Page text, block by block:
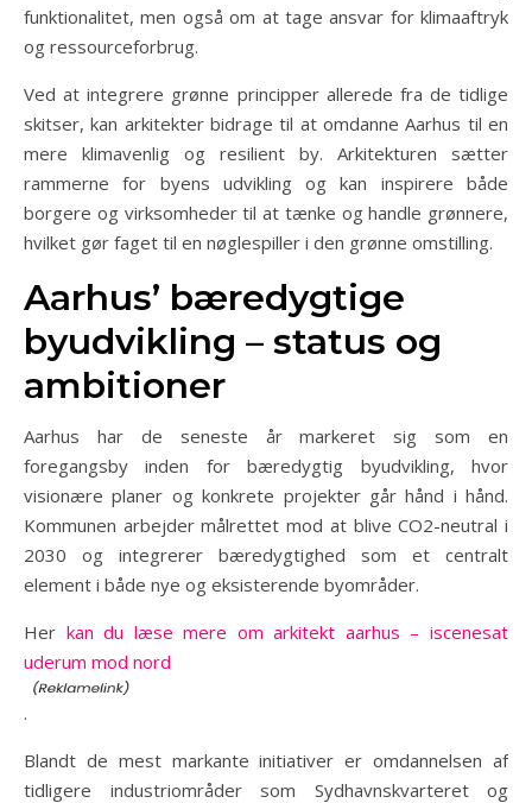
funktionalitet, men også om at tage ansvar for klimaaftryk
og ressourceforbrug.
Ved at integrere grønne principper allerede fra de tidlige
skitser, kan arkitekter bidrage til at omdanne Aarhus til en
mere klimavenlig og resilient by. Arkitekturen sætter
rammerne for byens udvikling og kan inspirere både
borgere og virksomheder til at tænke og handle grønnere,
hvilket gør faget til en nøglespiller i den grønne omstilling.
Aarhus’ bæredygtige
byudvikling – status og
ambitioner
Aarhus har de seneste år markeret sig som en
foregangsby inden for bæredygtig byudvikling, hvor
visionære planer og konkrete projekter går hånd i hånd.
Kommunen arbejder målrettet mod at blive CO2-neutral i
2030 og integrerer bæredygtighed som et centralt
element i både nye og eksisterende byområder.
Her kan du læse mere om arkitekt aarhus – iscenesat
uderum mod nord
.
Blandt de mest markante initiativer er omdannelsen af
tidligere industriområder som Sydhavnskvarteret og